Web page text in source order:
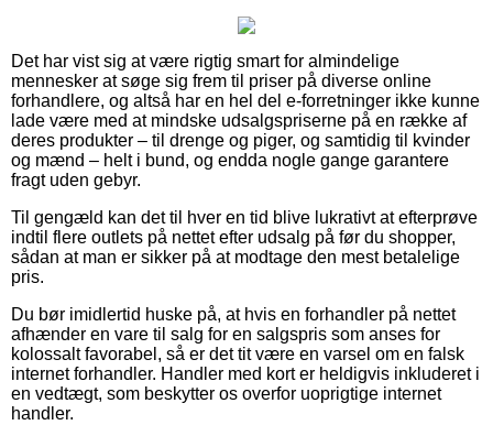
Det har vist sig at være rigtig smart for almindelige
mennesker at søge sig frem til priser på diverse online
forhandlere, og altså har en hel del e-forretninger ikke kunne
lade være med at mindske udsalgspriserne på en række af
deres produkter – til drenge og piger, og samtidig til kvinder
og mænd – helt i bund, og endda nogle gange garantere
fragt uden gebyr.
Til gengæld kan det til hver en tid blive lukrativt at efterprøve
indtil flere outlets på nettet efter udsalg på før du shopper,
sådan at man er sikker på at modtage den mest betalelige
pris.
Du bør imidlertid huske på, at hvis en forhandler på nettet
afhænder en vare til salg for en salgspris som anses for
kolossalt favorabel, så er det tit være en varsel om en falsk
internet forhandler. Handler med kort er heldigvis inkluderet i
en vedtægt, som beskytter os overfor uoprigtige internet
handler.